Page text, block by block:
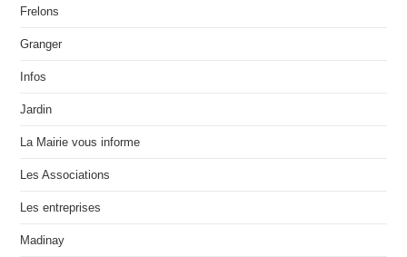
Frelons
Granger
Infos
Jardin
La Mairie vous informe
Les Associations
Les entreprises
Madinay